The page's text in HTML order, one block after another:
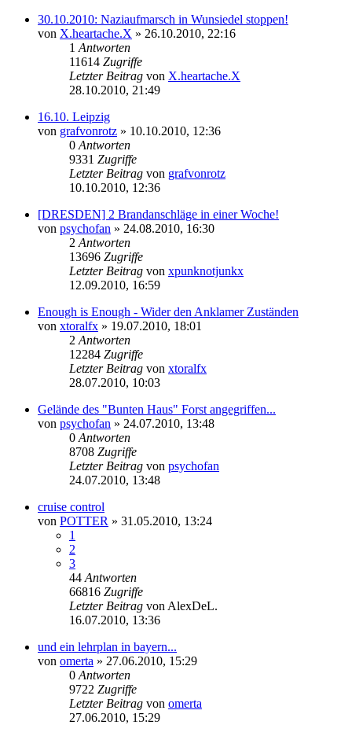
30.10.2010: Naziaufmarsch in Wunsiedel stoppen!
von X.heartache.X » 26.10.2010, 22:16
1 Antworten
11614 Zugriffe
Letzter Beitrag von X.heartache.X
28.10.2010, 21:49
16.10. Leipzig
von grafvonrotz » 10.10.2010, 12:36
0 Antworten
9331 Zugriffe
Letzter Beitrag von grafvonrotz
10.10.2010, 12:36
[DRESDEN] 2 Brandanschläge in einer Woche!
von psychofan » 24.08.2010, 16:30
2 Antworten
13696 Zugriffe
Letzter Beitrag von xpunknotjunkx
12.09.2010, 16:59
Enough is Enough - Wider den Anklamer Zuständen
von xtoralfx » 19.07.2010, 18:01
2 Antworten
12284 Zugriffe
Letzter Beitrag von xtoralfx
28.07.2010, 10:03
Gelände des "Bunten Haus" Forst angegriffen...
von psychofan » 24.07.2010, 13:48
0 Antworten
8708 Zugriffe
Letzter Beitrag von psychofan
24.07.2010, 13:48
cruise control
von POTTER » 31.05.2010, 13:24
1
2
3
44 Antworten
66816 Zugriffe
Letzter Beitrag von AlexDeL.
16.07.2010, 13:36
und ein lehrplan in bayern...
von omerta » 27.06.2010, 15:29
0 Antworten
9722 Zugriffe
Letzter Beitrag von omerta
27.06.2010, 15:29